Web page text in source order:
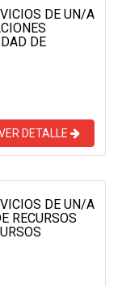
DE UN/A
DE
DETALLE
DE UN/A
RECURSOS